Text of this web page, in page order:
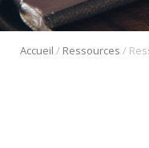
Accueil / Ressources /